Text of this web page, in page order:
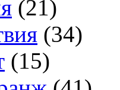
(21)
(34)
(15)